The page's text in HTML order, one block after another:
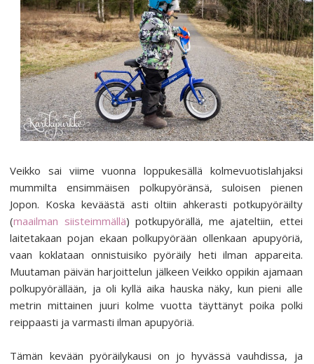
Veikko sai viime vuonna loppukesällä kolmevuotislahjaksi
mummilta ensimmäisen polkupyöränsä, suloisen pienen
Jopon. Koska keväästä asti oltiin ahkerasti potkupyöräilty
(maailman siisteimmällä) potkupyörällä, me ajateltiin, ettei
laitetakaan pojan ekaan polkupyörään ollenkaan apupyöriä,
vaan koklataan onnistuisiko pyöräily heti ilman appareita.
Muutaman päivän harjoittelun jälkeen Veikko oppikin ajamaan
polkupyörällään, ja oli kyllä aika hauska näky, kun pieni alle
metrin mittainen juuri kolme vuotta täyttänyt poika polki
reippaasti ja varmasti ilman apupyöriä.
Tämän kevään pyöräilykausi on jo hyvässä vauhdissa, ja